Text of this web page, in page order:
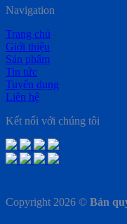
Navigation
Trang chủ
Giới thiệu
Sản phẩm
Tin tức
Tuyển dụng
Liên hệ
Kết nối với chúng tôi
Copyright 2026 © Bản